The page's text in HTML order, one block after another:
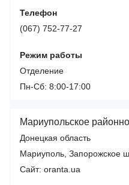
Телефон
(067) 752-77-27
Режим работы
Отделение
Пн-Сб: 8:00-17:00
Мариупольское
Донецкая область
Мариуполь, Запорожское
Сайт: oranta.ua